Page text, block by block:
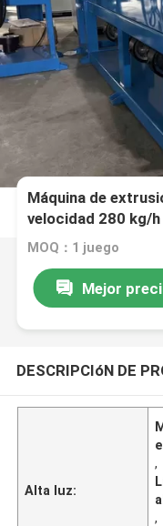
Máquina de
velocidad 280 kg/
MOQ：1 juego
Mejor
DESCRIPCIóN DE
Alta luz:
,
,